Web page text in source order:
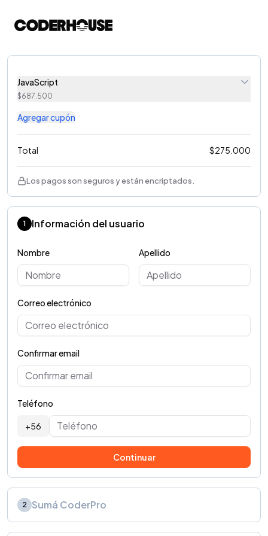
1 Información del usuario
Nombre Apellido
Correo electrónico
Confirmar email
Teléfono
+56
Continuar
2 Sumá CoderPro
JavaScript
$687.500
Agregar cupón
Total $275.000
Los pagos son seguros y están encriptados.